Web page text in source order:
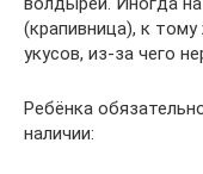
(крапивница), к
укусов, из-за чего
Ребёнка
наличии: